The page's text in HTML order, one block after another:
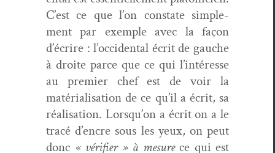
C’est ce que l’on con­state sim­ple­
ment par exem­ple avec la façon
d’écrire : l’occidental écrit de gauche
à droite parce que ce qui l’intéresse
au pre­mier chef est de voir la
matéri­al­i­sa­tion de ce qu’il a écrit, sa
réal­i­sa­tion. Lorsqu’on a écrit on a le
tracé d’encre sous les yeux, on peut
donc « véri­fi­er » à mesure ce qui est